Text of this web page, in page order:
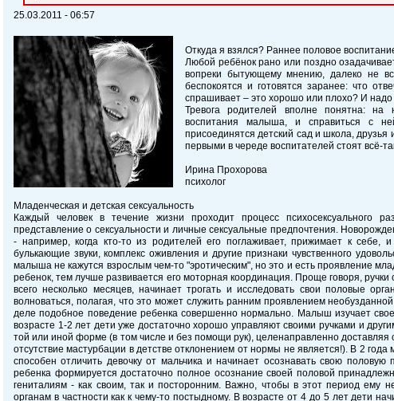
25.03.2011 - 06:57
Откуда я взялся? Раннее половое
Любой ребёнок рано или поздно
вопреки бытующему мнению, далеко не
беспокоятся и готовятся заранее: что
спрашивает – это хорошо или плохо? И
Тревога родителей вполне понятна: на
воспитания малыша, и справиться с
присоединятся детский сад и школа,
первыми в череде воспитателей стоят всё-
Ирина Прохорова
психолог
Младенческая и детская сексуальность
Каждый человек в течение жизни проходит процесс психосексуального
представление о сексуальности и личные сексуальные предпочтения.
- например, когда кто-то из родителей его поглаживает, прижимает к себе,
булькающие звуки, комплекс оживления и другие признаки чувственного
малыша не кажутся взрослым чем-то "эротическим", но это и есть проявление
ребенок, тем лучше развивается его моторная координация. Проще говоря,
всего несколько месяцев, начинает трогать и исследовать свои половые
волноваться, полагая, что это может служить ранним проявлением
деле подобное поведение ребенка совершенно нормально. Малыш изучает
возрасте 1-2 лет дети уже достаточно хорошо управляют своими ручками и
той или иной форме (в том числе и без помощи рук), целенаправленно
отсутствие мастурбации в детстве отклонением от нормы не является!). В 2
способен отличить девочку от мальчика и начинает осознавать свою
ребенка формируется достаточно полное осознание своей половой
гениталиям - как своим, так и посторонним. Важно, чтобы в этот период
органам в частности как к чему-то постыдному. В возрасте от 4 до 5 лет дети